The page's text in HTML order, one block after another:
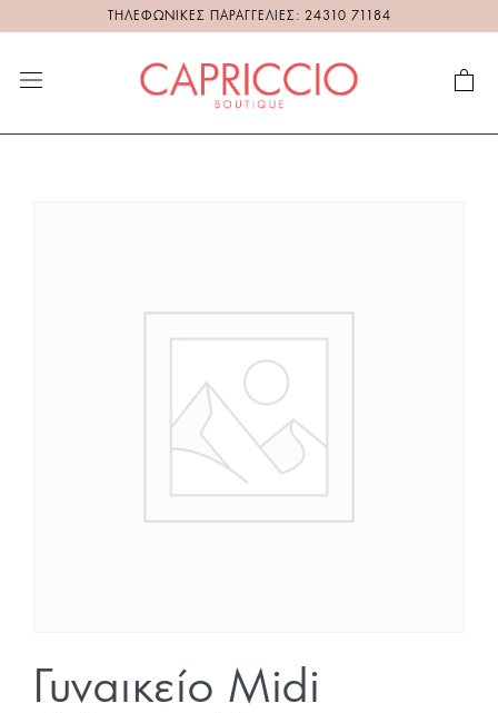
ΤΗΛΕΦΩΝΙΚΕΣ ΠΑΡΑΓΓΕΛΙΕΣ: 24310 71184
Γυναικείο Midi